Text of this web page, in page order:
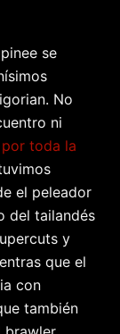
se
No
ni
toda la
el peleador
del tailandés
y
que el
con
también